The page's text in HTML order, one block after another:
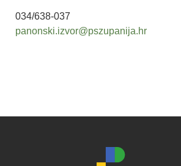
034/638-037
panonski.izvor@pszupanija.hr